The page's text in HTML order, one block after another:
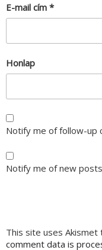
E-mail cím *
Honlap
Notify me of follow-up
Notify me of new
This site uses Akismet
comment data is